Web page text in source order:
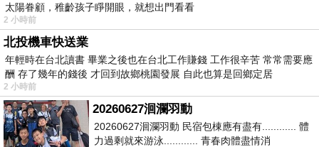
太陽眷顧，稚齡孩子睜開眼，就想出門看看
2 小時前
北投機車快送業
年輕時在台北讀書 畢業之後也在台北工作賺錢 工作很辛苦 常常需要應
酬 存了幾年的錢後 才回到故鄉桃園發展 自此也算是回鄉定居
2 小時前
20260627洄瀾羽動
20260627洄瀾羽動 民宿包棟應有盡有............ 體
力過剩就來游泳............ 青春肉體盡情消